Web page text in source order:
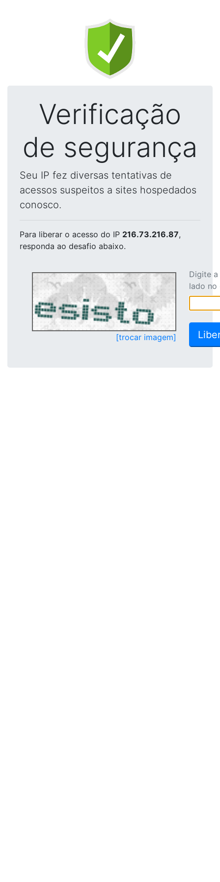
Verificação
de segurança
Seu IP fez diversas tentativas de
acessos suspeitos a sites hospedados
conosco.
Para liberar o acesso do IP 216.73.216.87,
responda ao desafio abaixo.
[trocar imagem]
Digite
lado no